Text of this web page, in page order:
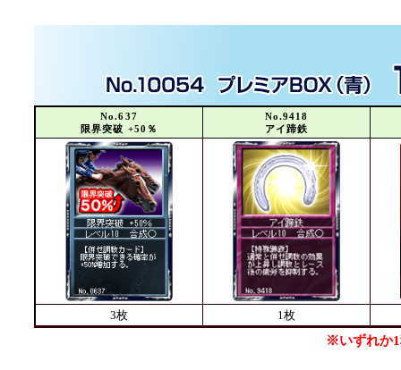
No.637
限界突破 +50％
No.9418
アイ蹄鉄
3枚 1枚
※いずれか